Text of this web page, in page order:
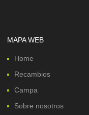
MAPA WEB
Home
Recambios
Campa
Sobre nosotros